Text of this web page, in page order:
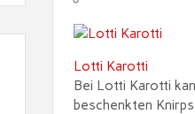
Lotti Karotti
Bei Lotti Karotti
beschenkten